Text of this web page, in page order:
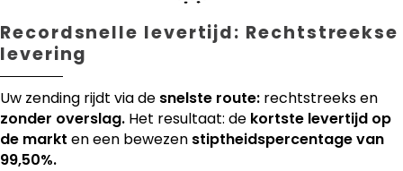
Recordsnelle levertijd: Rechtstreekse
levering
Uw zending rijdt via de snelste route: rechtstreeks en
zonder overslag. Het resultaat: de kortste levertijd op
de markt en een bewezen stiptheidspercentage van
99,50%.